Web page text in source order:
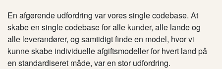
En afgørende udfordring var vores single codebase. At
skabe en single codebase for alle kunder, alle lande og
alle leverandører, og samtidigt finde en model, hvor vi
kunne skabe individuelle afgiftsmodeller for hvert land på
en standardiseret måde, var en stor udfordring.